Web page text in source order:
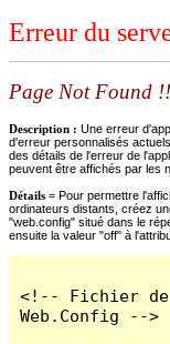
Erreur du
Page Not Found !!
Description : Une erreur
d'erreur personnalisés
des détails de l'erreur de
peuvent être affichés par les
Détails = Pour permettre
ordinateurs distants, créez
"web.config" situé dans le
ensuite la valeur "off" à
<!-- Fichier
Web.Config -->